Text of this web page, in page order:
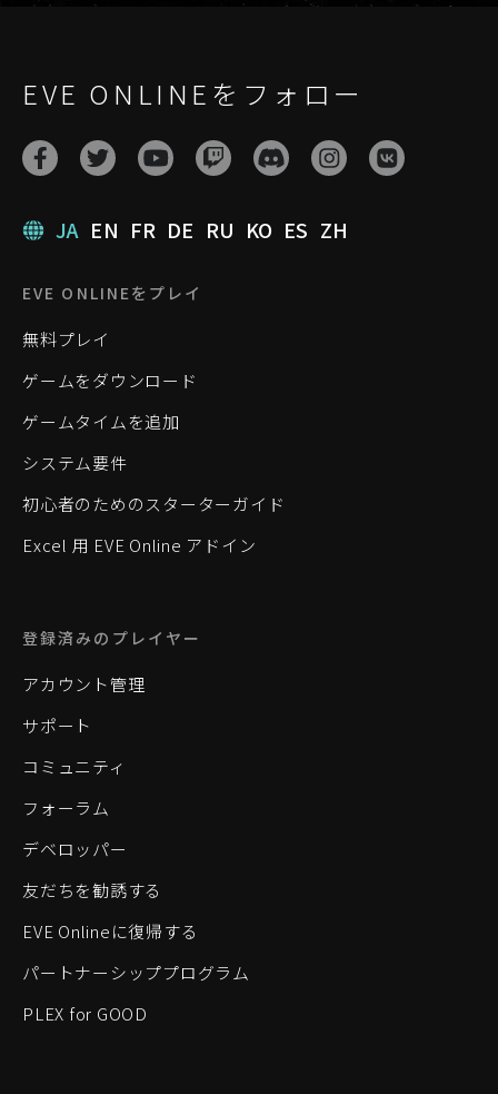
EVE ONLINEをフォロー
JA EN FR DE RU KO ES ZH
EVE ONLINEをプレイ
無料プレイ
ゲームをダウンロード
ゲームタイムを追加
システム要件
初心者のためのスターターガイド
Excel 用 EVE Online アドイン
登録済みのプレイヤー
アカウント管理
サポート
コミュニティ
フォーラム
デベロッパー
友だちを勧誘する
EVE Onlineに復帰する
パートナーシッププログラム
PLEX for GOOD